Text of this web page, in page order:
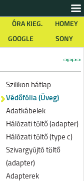
ÓRA KIEG.
HOMEY
GOOGLE SONY
Szilikon hátlap
Védőfólia (Üveg)
Adatkábelek
Hálózati töltő (adapter)
Hálózati töltő (type c)
Szivargyújtó töltő
(adapter)
Adapterek